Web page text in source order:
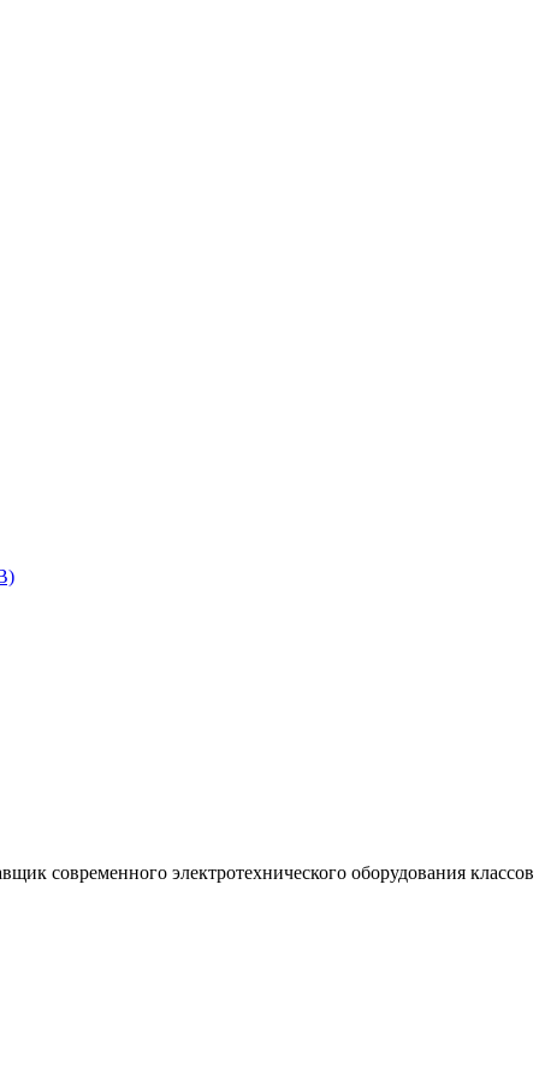
современного электротехнического оборудования